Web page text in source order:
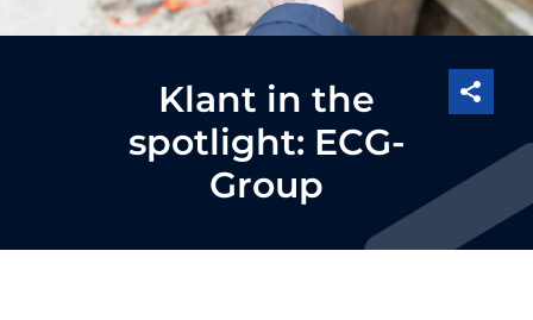
Klant in the
spotlight: ECG-
Group